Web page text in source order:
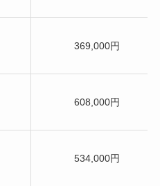
369,000円
608,000円
534,000円